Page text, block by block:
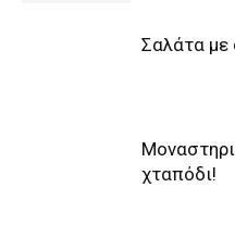
Σαλάτα με
χταπόδι!